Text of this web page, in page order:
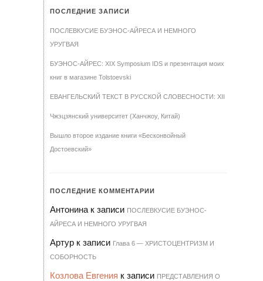
ПОСЛЕДНИЕ ЗАПИСИ
ПОСЛЕВКУСИЕ БУЭНОС-АЙРЕСА И НЕМНОГО
УРУГВАЯ
БУЭНОС-АЙРЕС: XIX Symposium IDS и презентация моих
книг в магазине Tolstoevski
ЕВАНГЕЛЬСКИЙ ТЕКСТ В РУССКОЙ СЛОВЕСНОСТИ: XII
Чжэцзянский университет (Ханчжоу, Китай)
Вышло второе издание книги «Бесконвойный
Достоевский»
ПОСЛЕДНИЕ КОММЕНТАРИИ
Антонина к записи ПОСЛЕВКУСИЕ БУЭНОС-
АЙРЕСА И НЕМНОГО УРУГВАЯ
Артур к записи Гла­ва 6 — ХРИ­С­ТО­ЦЕН­Т­РИЗМ И
СО­БОР­НОСТЬ
Козлова Евгения к записи ПРЕДСТАВЛЕНИЯ О